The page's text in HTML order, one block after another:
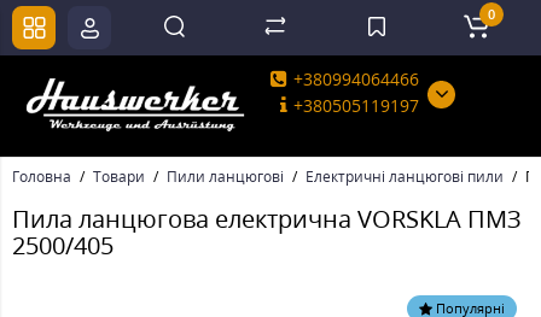
+380994064466
+380505119197
0
Головна Товари Пили ланцюгові Електричні ланцюгові пили
Пила ланцюгова електрична VORSKLA ПМЗ
2500/405
Популярні